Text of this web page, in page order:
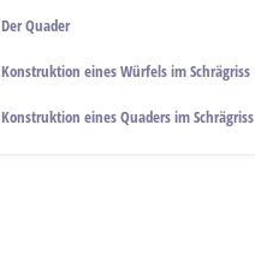
Der Quader
Konstruktion eines Würfels im Schrägriss
Konstruktion eines Quaders im Schrägriss